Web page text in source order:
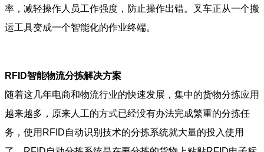
率，减轻操作人员工作强度，防止操作出错。叉车正从一个搬
运工具变成一个智能化的作业终端。
RFID智能物流分拣解决方案
随着这几年电商和物流行业的快速发展，集中的货物分拣应用
越来越多，原来人工的方式已经没有办法完成繁重的分拣任
务，使用RFID自动识别技术的分拣系统就大量的投入使用